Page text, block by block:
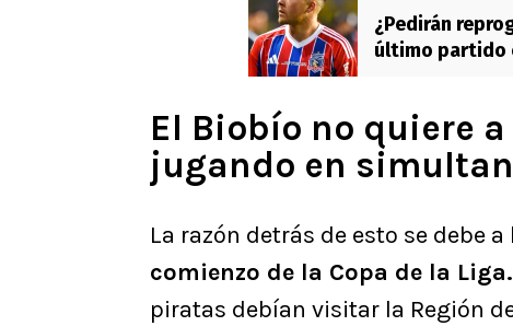
¿Pedirán
último partido
El Biobío no quiere
jugando en
La razón detrás de esto se debe a
comienzo de la Copa de la Liga.
piratas debían visitar la Región